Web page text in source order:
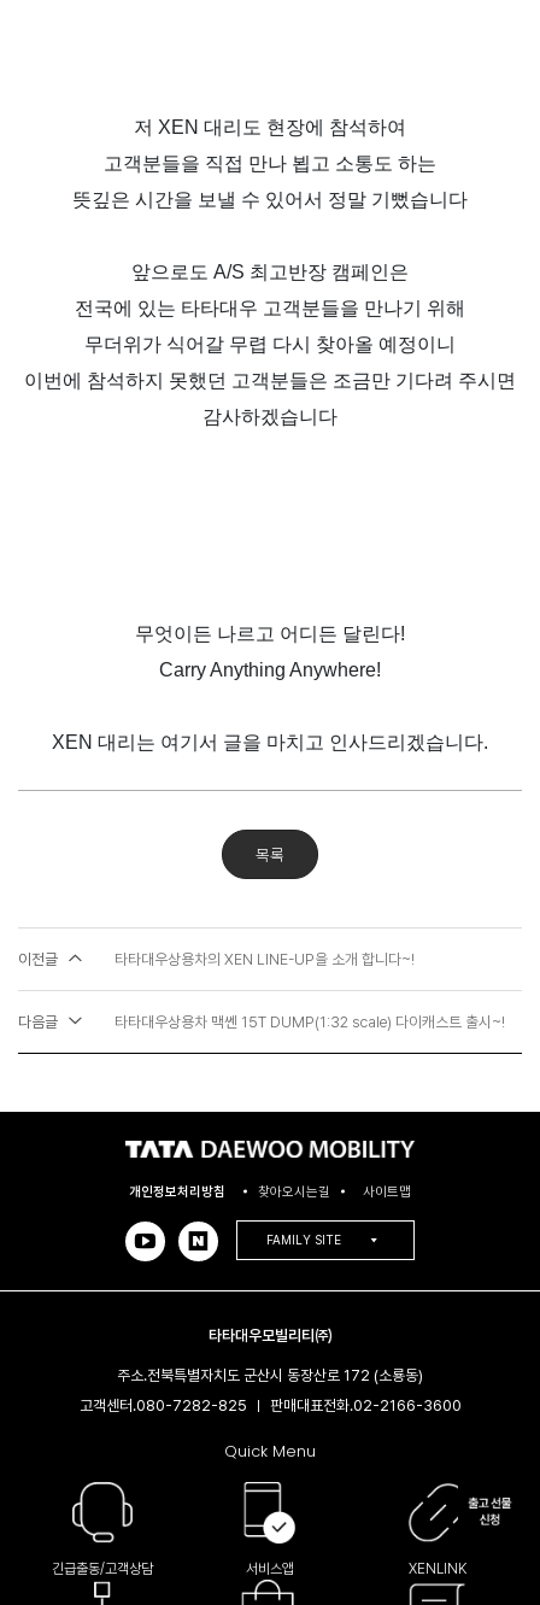
저 XEN 대리도 현장에 참석하여
고객분들을 직접 만나 뵙고 소통도 하는
뜻깊은 시간을 보낼 수 있어서 정말 기뻤습니다
앞으로도 A/S 최고반장 캠페인은
전국에 있는 타타대우 고객분들을 만나기 위해
무더위가 식어갈 무렵 다시 찾아올 예정이니
이번에 참석하지 못했던 고객분들은 조금만 기다려 주시면
감사하겠습니다
무엇이든 나르고 어디든 달린다!
Carry Anything Anywhere!
XEN 대리는 여기서 글을 마치고 인사드리겠습니다.
목록
이전글 타타대우상용차의 XEN LINE-UP을 소개 합니다~!
다음글 타타대우상용차 맥쎈 15T DUMP(1:32 scale) 다이캐스트 출시~!
개인정보처리방침 찾아오시는길 사이트맵
FAMILY SITE
타타대우모빌리티㈜
주소.전북특별자치도 군산시 동장산로 172 (소룡동)
고객센터.080-7282-825 | 판매대표전화.02-2166-3600​
Quick Menu
긴급출동/고객상담 서비스앱 XENLINK